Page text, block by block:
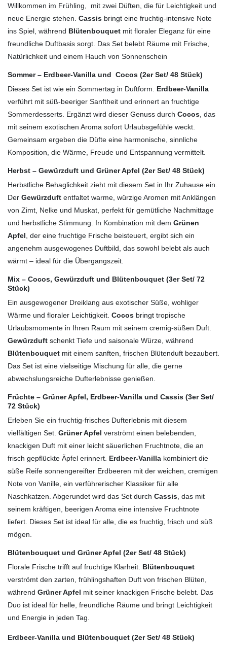
Willkommen im Frühling, mit zwei Düften, die für Leichtigkeit und
neue Energie stehen. Cassis bringt eine fruchtig-intensive Note
ins Spiel, während Blütenbouquet mit floraler Eleganz für eine
freundliche Duftbasis sorgt. Das Set belebt Räume mit Frische,
Natürlichkeit und einem Hauch von Sonnenschein
Sommer – Erdbeer-Vanilla und Cocos (2er Set/ 48 Stück)
Dieses Set ist wie ein Sommertag in Duftform. Erdbeer-Vanilla
verführt mit süß-beeriger Sanftheit und erinnert an fruchtige
Sommerdesserts. Ergänzt wird dieser Genuss durch Cocos , das
mit seinem exotischen Aroma sofort Urlaubsgefühle weckt.
Gemeinsam ergeben die Düfte eine harmonische, sinnliche
Komposition, die Wärme, Freude und Entspannung vermittelt.
Herbst – Gewürzduft und Grüner Apfel (2er Set/ 48 Stück)
Herbstliche Behaglichkeit zieht mit diesem Set in Ihr Zuhause ein.
Der Gewürzduft entfaltet warme, würzige Aromen mit Anklängen
von Zimt, Nelke und Muskat, perfekt für gemütliche Nachmittage
und herbstliche Stimmung. In Kombination mit dem Grünen
Apfel , der eine fruchtige Frische beisteuert, ergibt sich ein
angenehm ausgewogenes Duftbild, das sowohl belebt als auch
wärmt – ideal für die Übergangszeit.
Mix – Cocos, Gewürzduft und Blütenbouquet (3er Set/ 72
Stück)
Ein ausgewogener Dreiklang aus exotischer Süße, wohliger
Wärme und floraler Leichtigkeit. Cocos bringt tropische
Urlaubsmomente in Ihren Raum mit seinem cremig-süßen Duft.
Gewürzduft schenkt Tiefe und saisonale Würze, während
Blütenbouquet mit einem sanften, frischen Blütenduft bezaubert.
Das Set ist eine vielseitige Mischung für alle, die gerne
abwechslungsreiche Dufterlebnisse genießen.
Früchte – Grüner Apfel, Erdbeer-Vanilla und Cassis (3er Set/
72 Stück)
Erleben Sie ein fruchtig-frisches Dufterlebnis mit diesem
vielfältigen Set. Grüner Apfel verströmt einen belebenden,
knackigen Duft mit einer leicht säuerlichen Fruchtnote, die an
frisch gepflückte Äpfel erinnert. Erdbeer-Vanilla kombiniert die
süße Reife sonnengereifter Erdbeeren mit der weichen, cremigen
Note von Vanille, ein verführerischer Klassiker für alle
Naschkatzen. Abgerundet wird das Set durch Cassis , das mit
seinem kräftigen, beerigen Aroma eine intensive Fruchtnote
liefert. Dieses Set ist ideal für alle, die es fruchtig, frisch und süß
mögen.
Blütenbouquet und Grüner Apfel (2er Set/ 48 Stück)
Florale Frische trifft auf fruchtige Klarheit. Blütenbouquet
verströmt den zarten, frühlingshaften Duft von frischen Blüten,
während Grüner Apfel mit seiner knackigen Frische belebt. Das
Duo ist ideal für helle, freundliche Räume und bringt Leichtigkeit
und Energie in jeden Tag.
Erdbeer-Vanilla und Blütenbouquet (2er Set/ 48 Stück)